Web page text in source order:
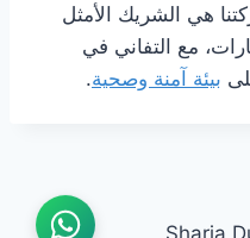
هي الشريك الأمثل
مع التفاني في
بيئة آمنة وصحية.